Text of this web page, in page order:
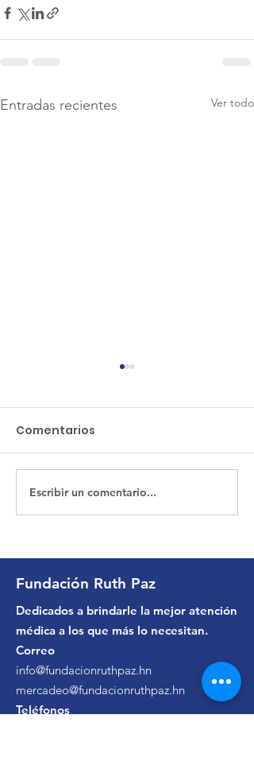
Entradas recientes Ver todo
Maria | Paciente de
Cirugía General
Comentarios
Escribir un comentario...
Fundación Ruth Paz
Dedicados a brindarle la mejor atención
médica a los que más lo necesitan.
Correo
info@fundacionruthpaz.hn
mercadeo@fundacionruthpaz.hn
Teléfonos